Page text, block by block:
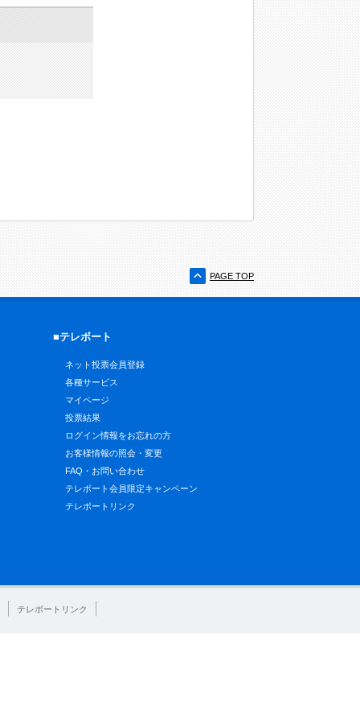
PAGE TOP
■テレボート
ネット投票会員登録
各種サービス
マイページ
投票結果
ログイン情報をお忘れの方
お客様情報の照会・変更
FAQ・お問い合わせ
テレボート会員限定キャンペーン
テレボートリンク
テレボートリンク